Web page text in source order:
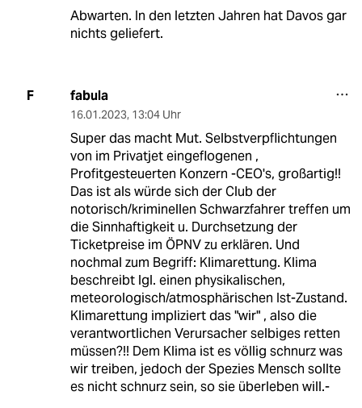
Abwarten. In den letzten Jahren hat Davos gar
nichts geliefert.
F fabula
16.01.2023, 13:04 Uhr
Super das macht Mut. Selbstverpflichtungen
von im Privatjet eingeflogenen ,
Profitgesteuerten Konzern -CEO's, großartig!!
Das ist als würde sich der Club der
notorisch/kriminellen Schwarzfahrer treffen um
die Sinnhaftigkeit u. Durchsetzung der
Ticketpreise im ÖPNV zu erklären. Und
nochmal zum Begriff: Klimarettung. Klima
beschreibt lgl. einen physikalischen,
meteorologisch/atmosphärischen Ist-Zustand.
Klimarettung impliziert das "wir" , also die
verantwortlichen Verursacher selbiges retten
müssen?!! Dem Klima ist es völlig schnurz was
wir treiben, jedoch der Spezies Mensch sollte
es nicht schnurz sein, so sie überleben will.-